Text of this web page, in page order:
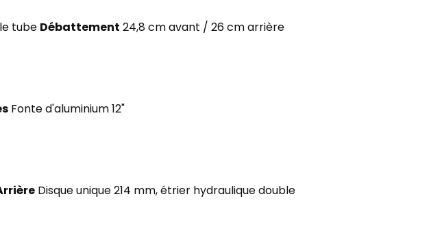
tube Débattement 24,8 cm avant / 26 cm arrière
Fonte d'aluminium 12"
Disque unique 214 mm, étrier hydraulique double